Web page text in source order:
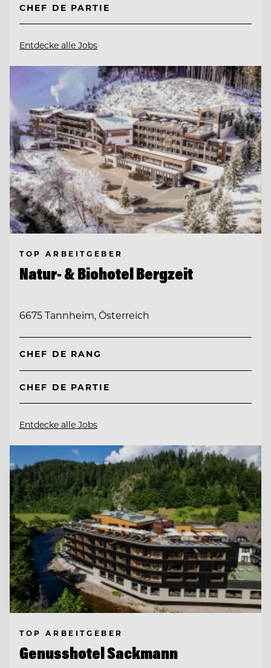
CHEF DE PARTIE
Entdecke alle Jobs
TOP ARBEITGEBER
Natur- & Biohotel Bergzeit
6675 Tannheim, Österreich
CHEF DE RANG
CHEF DE PARTIE
Entdecke alle Jobs
TOP ARBEITGEBER
Genusshotel Sackmann